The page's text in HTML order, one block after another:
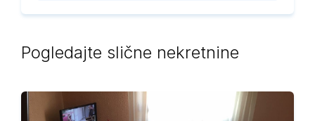
Pogledajte slične nekretnine